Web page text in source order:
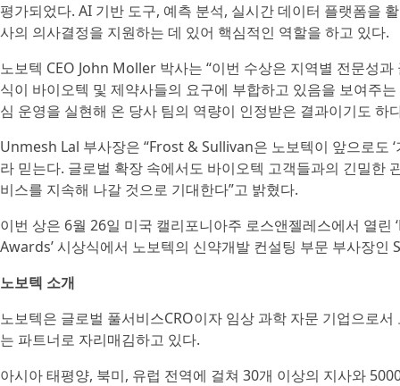
평가되었다. AI 기반 도구, 예측 분석, 실시간 데이터 플랫폼을
사의 의사결정을 지원하는 데 있어 핵심적인 역할을 하고 있다.
노보텍 CEO John Moller 박사는 “이번 수상은 지역별 전문성
식이 바이오텍 및 제약사들의 요구에 부합하고 있음을 보여주
심 운영을 실현해 온 당사 팀의 역량이 인정받은 결과이기도 하
Unmesh Lal 부사장은 “Frost & Sullivan은 노보텍이 앞으로도
라 믿는다. 글로벌 확장 속에서도 바이오텍 고객들과의 긴밀한
비스를 지속해 나갈 것으로 기대한다”고 밝혔다.
이번 상은 6월 26일 미국 캘리포니아주 로스앤젤레스에서 열
Awards’ 시상식에서 노보텍의 신약개발 컨설팅 부문 부사장
노보텍 소개
노보텍은 글로벌 풀서비스CRO이자 임상 과학 자문 기업으로
는 파트너로 자리매김하고 있다.
아시아 태평양, 북미, 유럽 전역에 걸쳐 30개 이상의 지사와